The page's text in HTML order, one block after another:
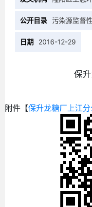
公开目录 污染源监督
日期 2016-12-29
保
附件【保升龙糖厂上江